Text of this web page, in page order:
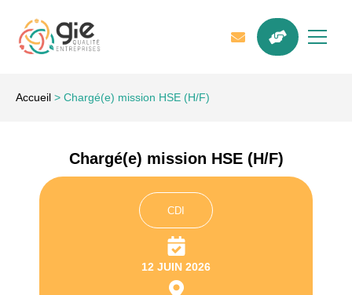
Accueil > Chargé(e) mission HSE (H/F)
Chargé(e) mission HSE (H/F)
CDI
12 JUIN 2026